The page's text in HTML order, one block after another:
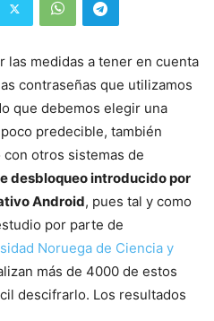
las medidas a tener en cuenta
contraseñas que utilizamos
que debemos elegir una
predecible, también
otros sistemas de
desbloqueo introducido por
Android, pues tal y como
por parte de
Noruega de Ciencia y
más de 4000 de estos
descifrarlo. Los resultados